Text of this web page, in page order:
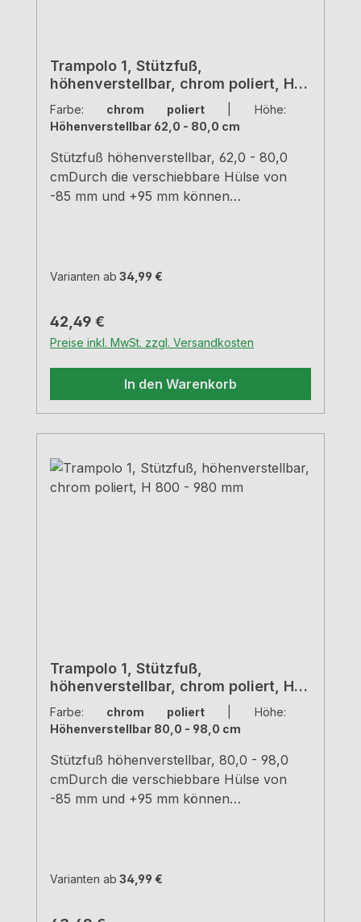
Trampolo 1, Stützfuß,
höhenverstellbar, chrom poliert, H
620 - 800 mm
Farbe: chrom poliert
Höhe:
Höhenverstellbar 62,0 - 80,0 cm
Stützfuß höhenverstellbar, 62,0 - 80,0
cmDurch die verschiebbare Hülse von
-85 mm und +95 mm können
Varianten ab 34,99 €
Regulärer Preis:
42,49 €
Preise inkl. MwSt. zzgl. Versandkosten
In den Warenkorb
Trampolo 1, Stützfuß,
höhenverstellbar, chrom poliert, H
800 - 980 mm
Farbe: chrom poliert
Höhe:
Höhenverstellbar 80,0 - 98,0 cm
Stützfuß höhenverstellbar, 80,0 - 98,0
cmDurch die verschiebbare Hülse von
-85 mm und +95 mm können
Varianten ab 34,99 €